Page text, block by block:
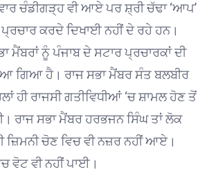
ਚੰਡੀਗੜ੍ਹ ਵੀ ਆਏ ਪਰ ਸ਼੍ਰੀ ਚੱਢਾ ‘ਆਪ’
ਕਰਦੇ ਦਿਖਾਈ ਨਹੀਂ ਦੇ ਰਹੇ ਹਨ।
ਮੈਂਬਰਾਂ ਨੂੰ ਪੰਜਾਬ ਦੇ ਸਟਾਰ ਪ੍ਰਚਾਰਕਾਂ ਦੀ
ਗਿਆ ਹੈ। ਰਾਜ ਸਭਾ ਮੈਂਬਰ ਸੰਤ ਬਲਬੀਰ
ਹੀ ਰਾਜਸੀ ਗਤੀਵਿਧੀਆਂ ‘ਚ ਸ਼ਾਮਲ ਹੋਣ ਤੋਂ
ਰਾਜ ਸਭਾ ਮੈਂਬਰ ਹਰਭਜਨ ਸਿੰਘ ਤਾਂ ਲੋਕ
ਜ਼ਿਮਨੀ ਚੋਣ ਵਿਚ ਵੀ ਨਜ਼ਰ ਨਹੀਂ ਆਏ।
ਵੋਟ ਵੀ ਨਹੀਂ ਪਾਈ।